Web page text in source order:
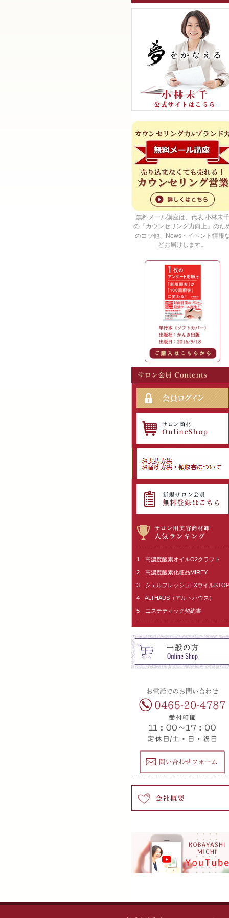
無料メール講座は、代表 小林未千
の『カウンセリング力向上』のた
のコツ他、News・イベント情報
どお届けします。
1 高濃度酸素オイルO2クラフト
2 高濃度酸素化粧品MIREY
3 シェルフレッシュEXウイルSTOP
4 ALTHAUS（アルトハウス）
5 エステティック契約書